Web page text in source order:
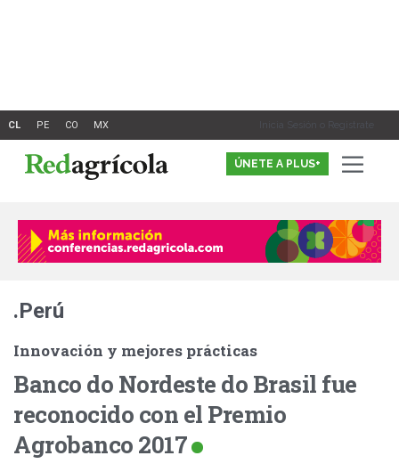
Inicia Sesión o Registrate
ÚNETE A PLUS+
.Perú
Innovación y mejores prácticas
Banco do Nordeste do Brasil fue
reconocido con el Premio
Agrobanco 2017